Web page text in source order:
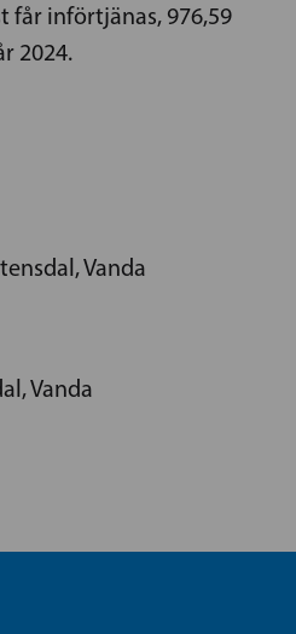
får införtjänas, 976,59
2024.
Vanda
Vanda